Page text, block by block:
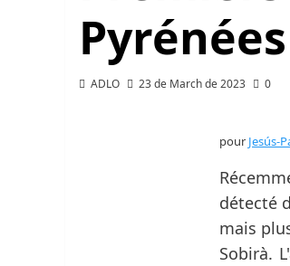
Pyrénées
ADLO 23 de March de 2023 0
pour Jesús-
détecté
mais
Sobirà.